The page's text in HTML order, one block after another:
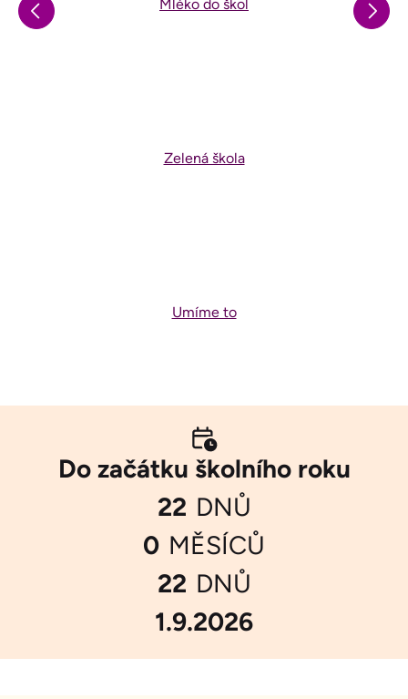
Mléko do škol
Zelená škola
Umíme to
Do začátku školního roku
22 DNŮ
0 MĚSÍCŮ
22 DNŮ
1.9.2026